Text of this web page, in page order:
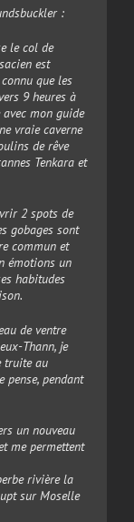
:
le col de
est
que les
9 heures à
mon guide
vraie caverne
de rêve
Tenkara et
2 spots de
gobages sont
commun et
émotions un
habitudes
de ventre
Thann, je
truite au
pense, pendant
un nouveau
me permettent
rivière la
sur Moselle